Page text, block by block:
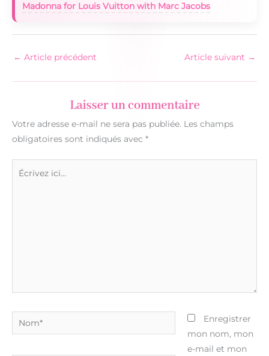
Madonna for Louis Vuitton with Marc Jacobs
← Article précédent Article suivant →
Laisser un commentaire
Votre adresse e-mail ne sera pas publiée. Les champs
obligatoires sont indiqués avec *
Nom*
Enregistrer
mon nom, mon
e-mail et mon